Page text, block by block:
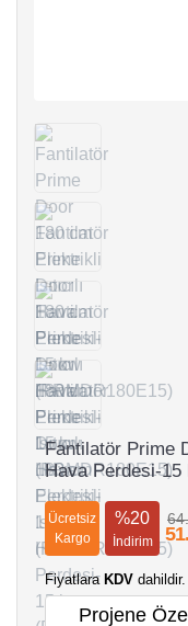
Fantilatör Prime
Hava Perdesi-15
Ücretsiz
Kargo
%20
İndirim
Fiyatlara KDV dahildir.
Projene